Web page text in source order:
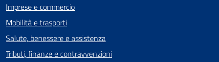
Imprese e commercio
Mobilità e trasporti
Salute, benessere e assistenza
Tributi, finanze e contravvenzioni